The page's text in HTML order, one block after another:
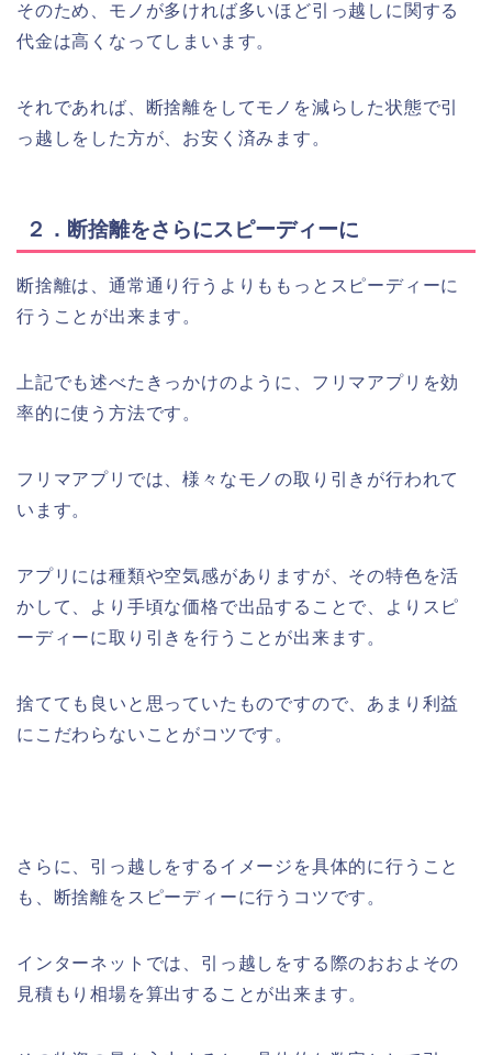
そのため、モノが多ければ多いほど引っ越しに関する
代金は高くなってしまいます。
それであれば、断捨離をしてモノを減らした状態で引
っ越しをした方が、お安く済みます。
２．断捨離をさらにスピーディーに
断捨離は、通常通り行うよりももっとスピーディーに
行うことが出来ます。
上記でも述べたきっかけのように、フリマアプリを効
率的に使う方法です。
フリマアプリでは、様々なモノの取り引きが行われて
います。
アプリには種類や空気感がありますが、その特色を活
かして、より手頃な価格で出品することで、よりスピ
ーディーに取り引きを行うことが出来ます。
捨てても良いと思っていたものですので、あまり利益
にこだわらないことがコツです。
さらに、引っ越しをするイメージを具体的に行うこと
も、断捨離をスピーディーに行うコツです。
インターネットでは、引っ越しをする際のおおよその
見積もり相場を算出することが出来ます。